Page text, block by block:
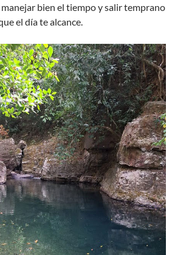
bien el tiempo y salir temprano
el día te alcance.